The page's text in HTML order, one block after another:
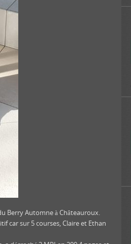
Berry Automne à Châteauroux.
car sur 5 courses, Claire et Ethan